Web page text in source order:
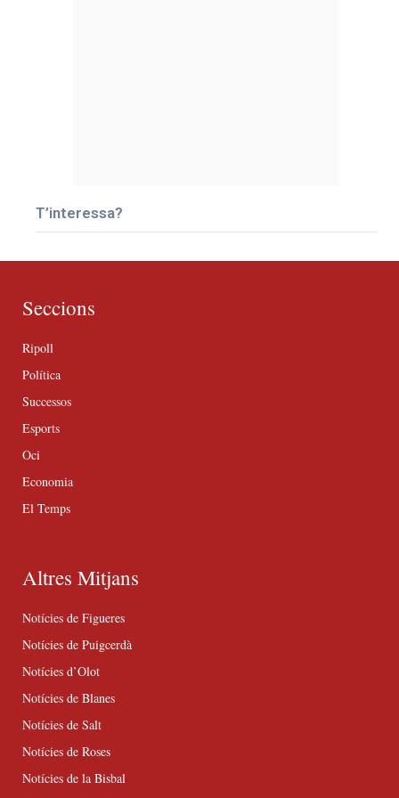
T’interessa?
Seccions
Ripoll
Política
Successos
Esports
Oci
Economia
El Temps
Altres Mitjans
Notícies de Figueres
Notícies de Puigcerdà
Notícies d’Olot
Notícies de Blanes
Notícies de Salt
Notícies de Roses
Notícies de la Bisbal